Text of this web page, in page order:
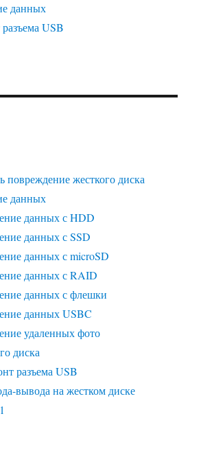
данных
USB
повреждение жесткого диска
данных
данных с HDD
данных с SSD
данных с microSD
данных с RAID
данных с флешки
данных USBC
удаленных фото
диска
разъема USB
вывода на жестком диске